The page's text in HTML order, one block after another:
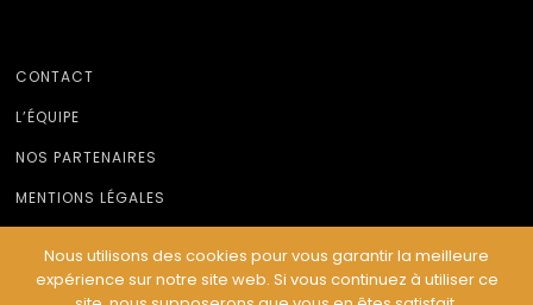
CONTACT
L’ÉQUIPE
NOS PARTENAIRES
MENTIONS LÉGALES
Nous utilisons des cookies pour vous garantir la meilleure
expérience sur notre site web. Si vous continuez à utiliser ce